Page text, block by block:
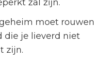
zal zijn.
moet rouwen
die je lieverd niet
zijn.